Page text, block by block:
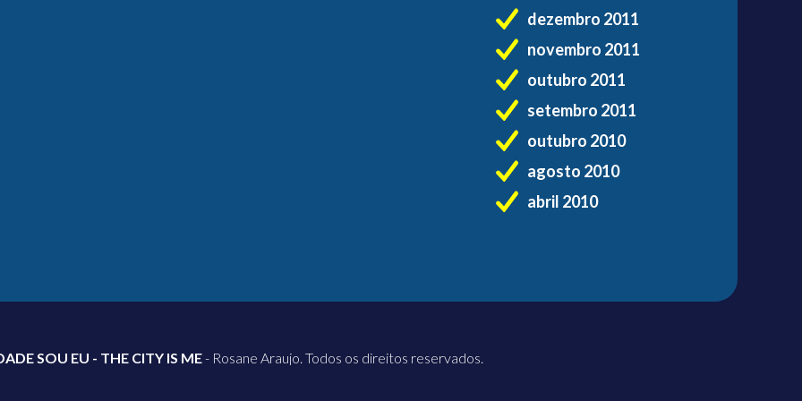
dezembro 2011
novembro 2011
outubro 2011
setembro 2011
outubro 2010
agosto 2010
abril 2010
SOU EU - THE CITY IS ME- Rosane Araujo. Todos os direitos reservados.